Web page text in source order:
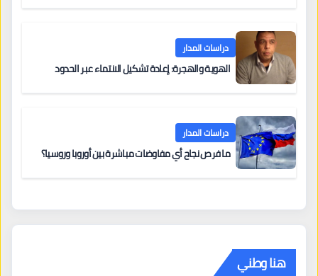
دراسات المدار
الهوية والهجرة: إعادة تشكيل الانتماء عبر الحدود
دراسات المدار
ما فرص نجاح أي مفاوضات مباشرة بين أوروبا وروسيا؟
هنا وطني